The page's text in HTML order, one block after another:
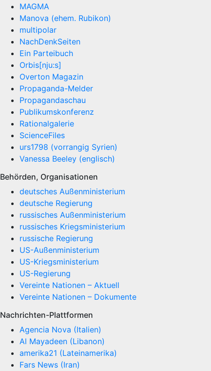
MAGMA
Manova (ehem. Rubikon)
multipolar
NachDenkSeiten
Ein Parteibuch
Orbis[nju:s]
Overton Magazin
Propaganda-Melder
Propagandaschau
Publikumskonferenz
Rationalgalerie
ScienceFiles
urs1798 (vorrangig Syrien)
Vanessa Beeley (englisch)
Behörden, Organisationen
deutsches Außenministerium
deutsche Regierung
russisches Außenministerium
russisches Kriegsministerium
russische Regierung
US-Außenministerium
US-Kriegsministerium
US-Regierung
Vereinte Nationen – Aktuell
Vereinte Nationen – Dokumente
Nachrichten-Plattformen
Agencia Nova (Italien)
Al Mayadeen (Libanon)
amerika21 (Lateinamerika)
Fars News (Iran)